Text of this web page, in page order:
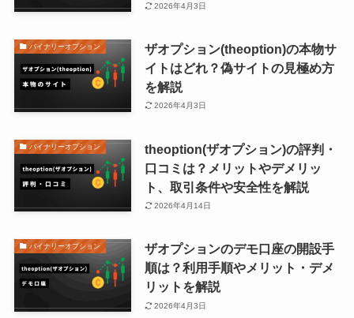
2026年4月3日
バイナリーオプション
ザオプション(theoption)の本物サ
イトはどれ？偽サイトの見極め方
を解説
2026年4月3日
バイナリーオプション
theoption(ザオプション)の評判・
口コミは？メリットやデメリッ
ト、取引条件や安全性を解説
2026年4月14日
バイナリーオプション
ザオプションのデモ口座の開設手
順は？利用手順やメリット・デメ
リットを解説
2026年4月3日